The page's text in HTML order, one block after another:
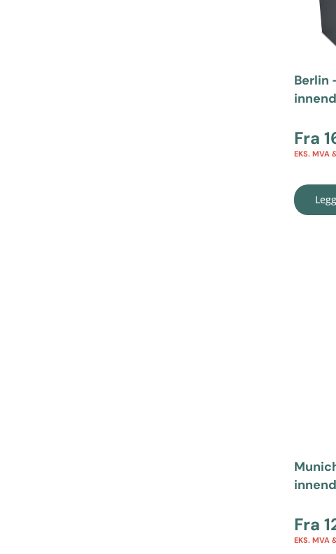
Berlin
Fra
EKS. MVA
Fra
EKS. MVA